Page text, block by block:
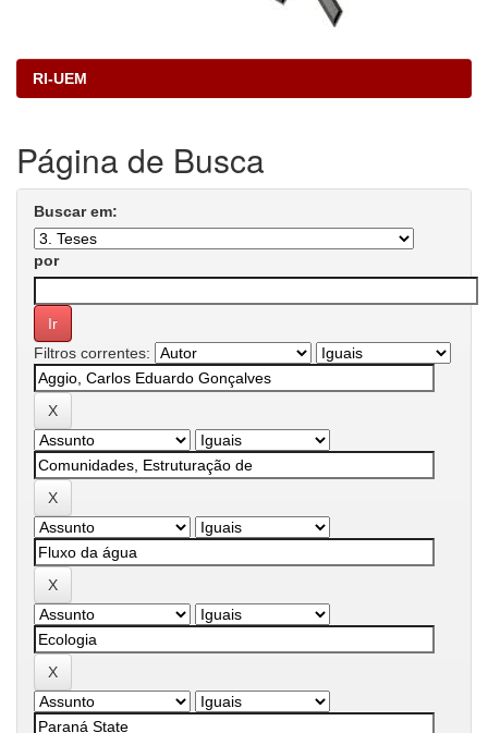
RI-UEM
Página de Busca
Buscar em:
por
Filtros correntes: